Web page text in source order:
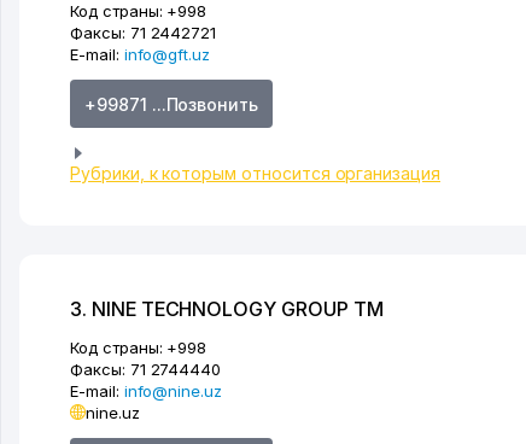
Код страны: +998
Факсы: 71 2442721
E-mail: info@gft.uz
+99871 ...Позвонить
Рубрики, к которым относится организация
3. NINE TECHNOLOGY GROUP ТМ
Код страны: +998
Факсы: 71 2744440
E-mail: info@nine.uz
nine.uz